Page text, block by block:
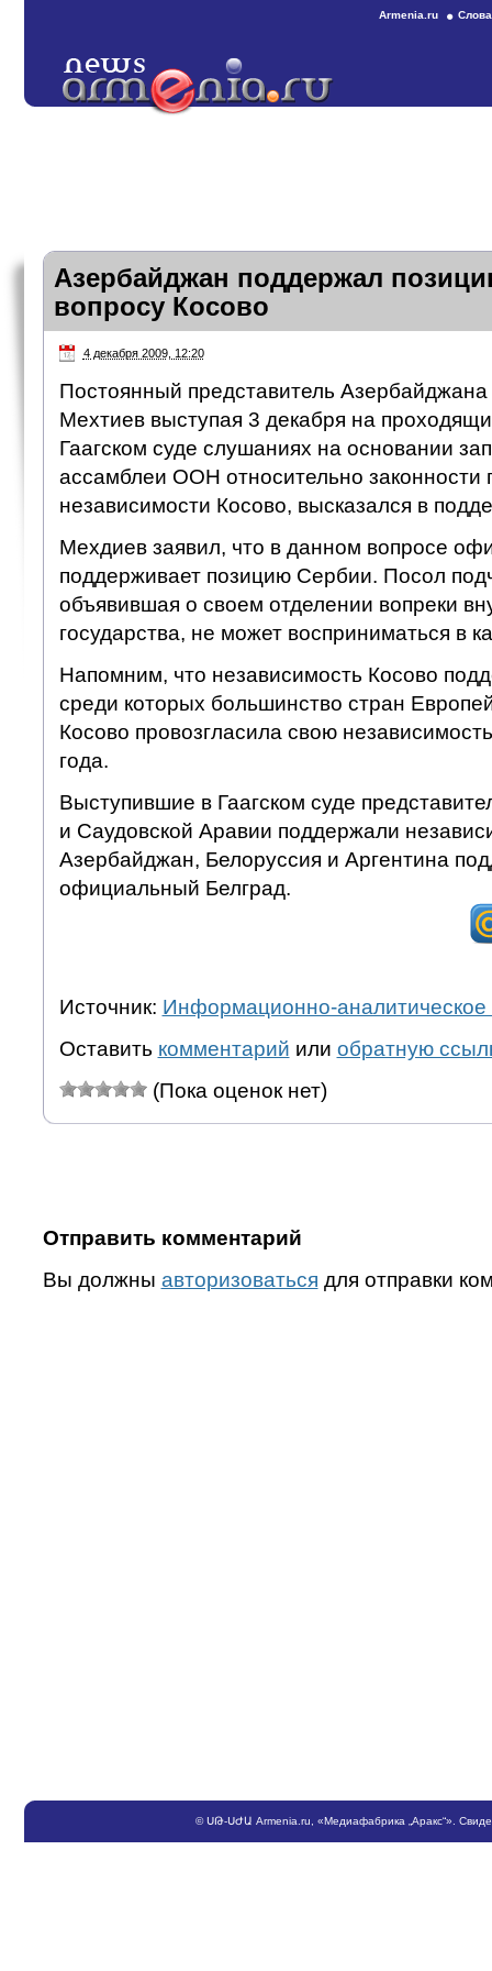
Armenia.ru
Азербайджан поддержал
вопросу Косово
4 декабря 2009, 12:20
Постоянный представитель
Мехтиев выступая 3 декабря на
Гаагском суде слушаниях на основании
ассамблеи ООН относительно законности
независимости Косово, высказался в
Мехдиев заявил, что в данном вопросе
поддерживает позицию Сербии. Посол
объявившая о своем отделении вопреки
государства, не может восприниматься в
Напомним, что независимость Косово
среди которых большинство стран
Косово провозгласила свою
года.
Выступившие в Гаагском суде
и Саудовской Аравии поддержали
Азербайджан, Белоруссия и Аргентина
официальный Белград.
Источник: Информационно-аналитическое
Оставить комментарий или обратную
(Пока оценок нет)
Отправить комментарий
Вы должны авторизоваться для отправки
©ՍԹ-ՍԺԱ Armenia.ru , «Медиафабрика „Аракс“».